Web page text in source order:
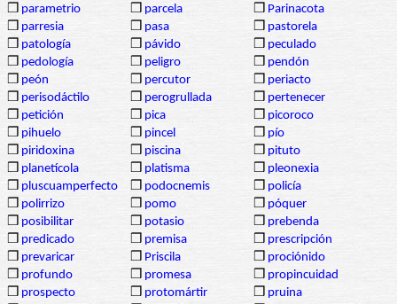
❒ parametrio ❒ parcela ❒ Parinacota
❒ parresia ❒ pasa ❒ pastorela
❒ patología ❒ pávido ❒ peculado
❒ pedología ❒ peligro ❒ pendón
❒ peón ❒ percutor ❒ periacto
❒ perisodáctilo ❒ perogrullada ❒ pertenecer
❒ petición ❒ pica ❒ picoroco
❒ pihuelo ❒ pincel ❒ pío
❒ piridoxina ❒ piscina ❒ pituto
❒ planetícola ❒ platisma ❒ pleonexia
❒ pluscuamperfecto ❒ podocnemis ❒ policía
❒ polirrizo ❒ pomo ❒ póquer
❒ posibilitar ❒ potasio ❒ prebenda
❒ predicado ❒ premisa ❒ prescripción
❒ prevaricar ❒ Priscila ❒ prociónido
❒ profundo ❒ promesa ❒ propincuidad
❒ prospecto ❒ protomártir ❒ pruina